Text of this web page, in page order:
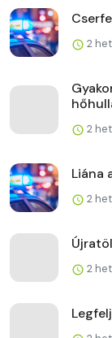
2
2
Liána
2
2